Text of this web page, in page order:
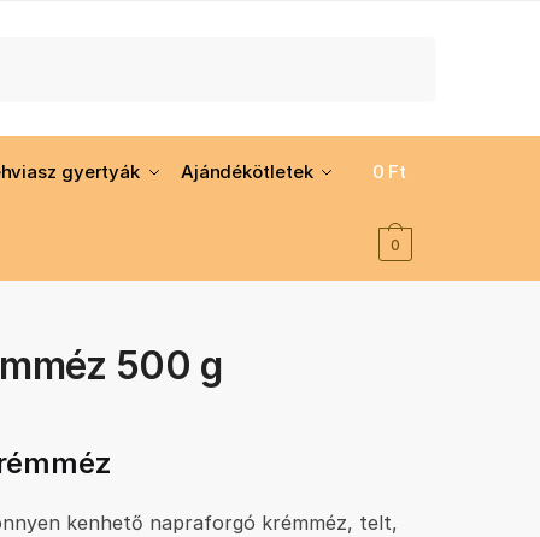
gyertyák Ajándékötletek 0 Ft
0
500 g
kenhető napraforgó krémméz, telt,